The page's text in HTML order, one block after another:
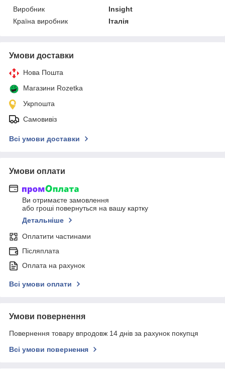
Виробник
Insight
Країна виробник
Італія
Умови доставки
Нова Пошта
Магазини Rozetka
Укрпошта
Самовивіз
Всі умови доставки
Умови оплати
Ви отримаєте замовлення
або гроші повернуться на вашу картку
Детальніше
Оплатити частинами
Післяплата
Оплата на рахунок
Всі умови оплати
Умови повернення
Повернення товару впродовж 14 днів за рахунок покупця
Всі умови повернення